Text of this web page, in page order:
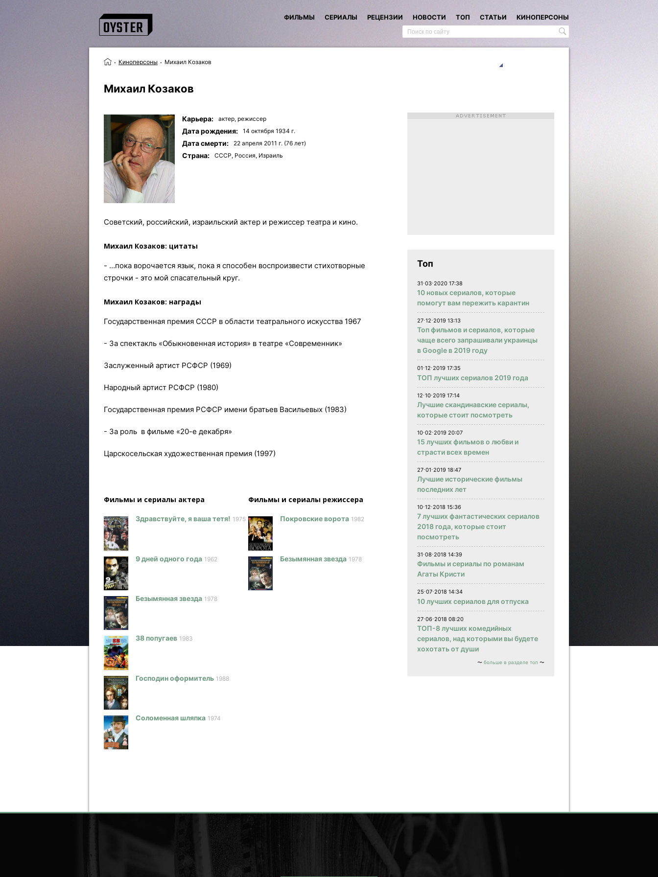
ФИЛЬМЫ СЕРИАЛЫ РЕЦЕНЗИИ НОВОСТИ ТОП СТАТЬИ КИНОПЕРСОНЫ
Киноперсоны Михаил Козаков
Михаил Козаков
Карьера: актер, режиссер
Дата рождения: 14 октября 1934 г.
Дата смерти: 22 апреля 2011 г. (76 лет)
Страна: СССР, Россия, Израиль
Советский, российский, израильский актер и режиссер театра и кино.
Михаил Козаков: цитаты
- ...пока ворочается язык, пока я способен воспроизвести стихотворные
строчки - это мой спасательный круг.
Михаил Козаков: награды
Государственная премия СССР в области театрального искусства 1967
- За спектакль «Обыкновенная история» в театре «Современник»
Заслуженный артист РСФСР (1969)
Народный артист РСФСР (1980)
Государственная премия РСФСР имени братьев Васильевых (1983)
- За роль в фильме «20-е декабря»
Царскосельская художественная премия (1997)
Фильмы и сериалы актера
Здравствуйте, я ваша тетя! 1975
9 дней одного года 1962
Безымянная звезда 1978
38 попугаев 1983
Господин оформитель 1988
Соломенная шляпка 1974
Фильмы и сериалы режисcера
Покровские ворота 1982
Безымянная звезда 1978
Топ
31⋅03⋅2020 17:38
10 новых сериалов, которые
помогут вам пережить карантин
27⋅12⋅2019 13:13
Топ фильмов и сериалов, которые
чаще всего запрашивали украинцы
в Google в 2019 году
01⋅12⋅2019 17:35
ТОП лучших сериалов 2019 года
12⋅10⋅2019 17:14
Лучшие скандинавские сериалы,
которые стоит посмотреть
10⋅02⋅2019 20:07
15 лучших фильмов о любви и
страсти всех времен
27⋅01⋅2019 18:47
Лучшие исторические фильмы
последних лет
10⋅12⋅2018 15:36
7 лучших фантастических сериалов
2018 года, которые стоит
посмотреть
31⋅08⋅2018 14:39
Фильмы и сериалы по романам
Агаты Кристи
25⋅07⋅2018 14:34
10 лучших сериалов для отпуска
27⋅06⋅2018 08:20
ТОП-8 лучших комедийных
сериалов, над которыми вы будете
хохотать от души
больше в разделе топ